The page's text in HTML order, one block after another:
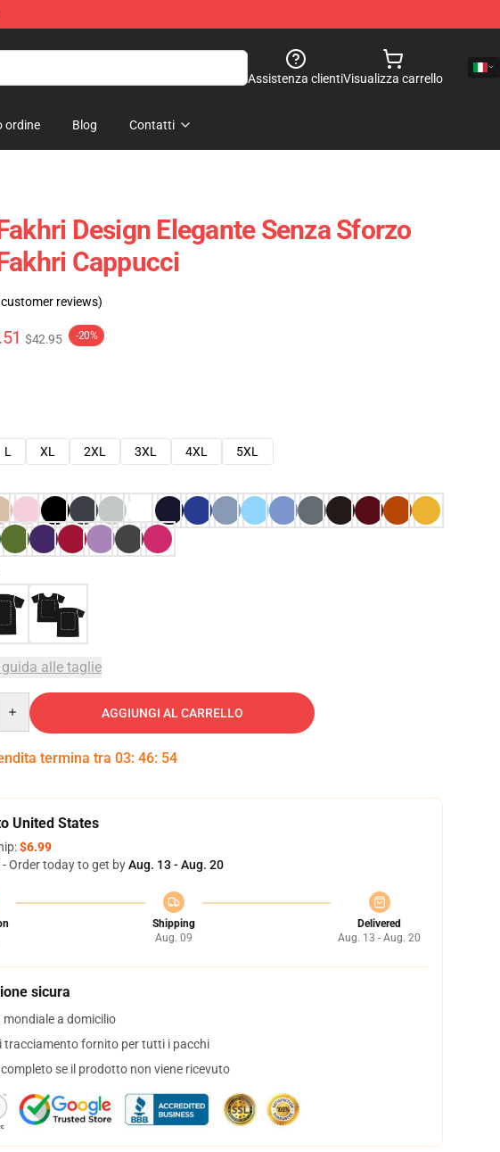
Assistenza clientiVisualizza carrello
ordine Blog Contatti
Design Elegante Senza Sforzo
Cappucci
reviews)
$42.95 -20%
L XL 2XL 3XL 4XL
5XL
alle taglie
AGGIUNGI AL CARRELLO
termina tra 03: 46: 53
United States
$6.99
Order today to get byAug. 13 - Aug. 20
Shipping
Aug. 09
Delivered
Aug. 13 - Aug. 20
sicura
mondiale a domicilio
tracciamento fornito per tutti i pacchi
se il prodotto non viene ricevuto